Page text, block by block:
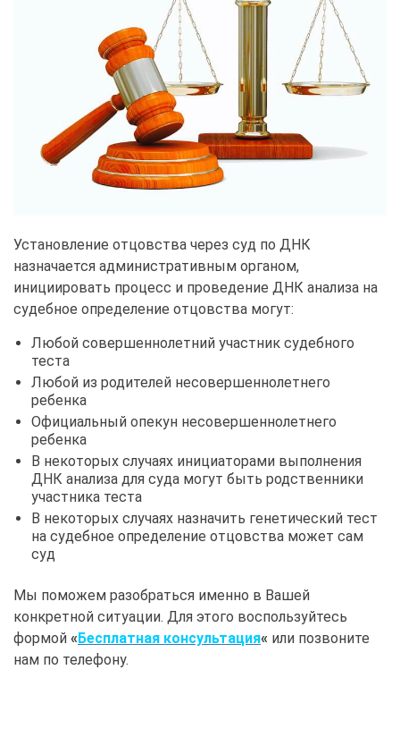
Установление отцовства через суд по ДНК
назначается административным органом,
инициировать процесс и проведение ДНК анализа на
судебное определение отцовства могут:
Любой совершеннолетний участник судебного
теста
Любой из родителей несовершеннолетнего
ребенка
Официальный опекун несовершеннолетнего
ребенка
В некоторых случаях инициаторами выполнения
ДНК анализа для суда могут быть родственники
участника теста
В некоторых случаях назначить генетический тест
на судебное определение отцовства может сам
суд
Мы поможем разобраться именно в Вашей
конкретной ситуации. Для этого воспользуйтесь
формой «Бесплатная консультация« или позвоните
нам по телефону.